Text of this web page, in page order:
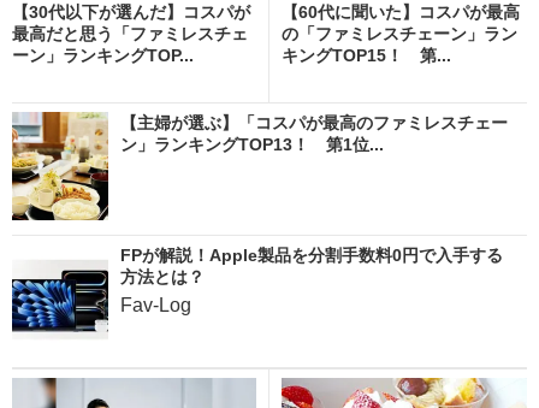
【30代以下が選んだ】コスパが
最高だと思う「ファミレスチェ
ーン」ランキングTOP...
【60代に聞いた】コスパが最高
の「ファミレスチェーン」ラン
キングTOP15！ 第...
【主婦が選ぶ】「コスパが最高のファミレスチェー
ン」ランキングTOP13！ 第1位...
FPが解説！Apple製品を分割手数料0円で入手する
方法とは？
Fav-Log